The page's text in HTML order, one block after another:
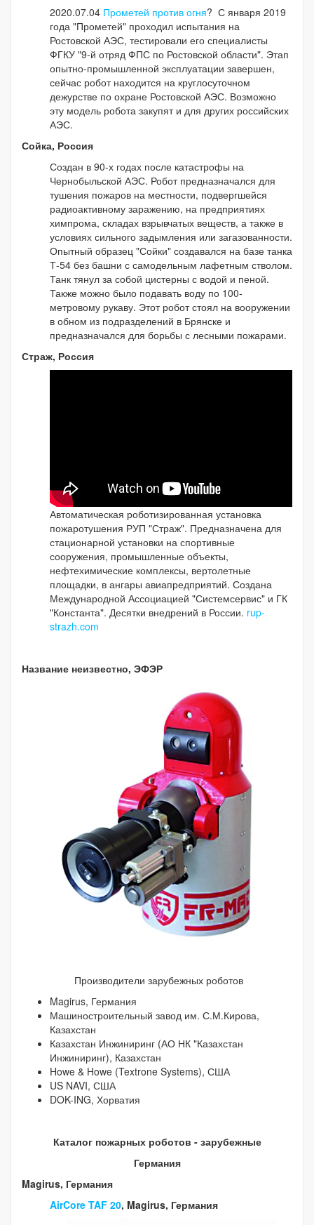
2020.07.04 Прометей против огня? С января 2019
года "Прометей" проходил испытания на
Ростовской АЭС, тестировали его специалисты
ФГКУ "9-й отряд ФПС по Ростовской области". Этап
опытно-промышленной эксплуатации завершен,
сейчас робот находится на круглосуточном
дежурстве по охране Ростовской АЭС. Возможно
эту модель робота закупят и для других российских
АЭС.
Сойка, Россия
Создан в 90-х годах после катастрофы на
Чернобыльской АЭС. Робот предназначался для
тушения пожаров на местности, подвергшейся
радиоактивному заражению, на предприятиях
химпрома, складах взрывчатых веществ, а также в
условиях сильного задымления или загазованности.
Опытный образец "Сойки" создавался на базе танка
Т-54 без башни с самодельным лафетным стволом.
Танк тянул за собой цистерны с водой и пеной.
Также можно было подавать воду по 100-
метровому рукаву. Этот робот стоял на вооружении
в обном из подразделений в Брянске и
предназначался для борьбы с лесными пожарами.
Страж, Россия
Автоматическая роботизированная установка
пожаротушения РУП "Страж". Предназначена для
стационарной установки на спортивные
сооружения, промышленные объекты,
нефтехимические комплексы, вертолетные
площадки, в ангары авиапредприятий. Создана
Международной Ассоциацией "Системсервис" и ГК
"Константа". Десятки внедрений в России. rup-
strazh.com
Название неизвестно, ЭФЭР
Производители зарубежных роботов
Magirus, Германия
Машиностроительный завод им. С.М.Кирова,
Казахстан
Казахстан Инжиниринг (АО НК "Казахстан
Инжиниринг), Казахстан
Howe & Howe (Textrone Systems), США
US NAVI, США
DOK-ING, Хорватия
Каталог пожарных роботов - зарубежные
Германия
Magirus, Германия
AirCore TAF 20, Magirus, Германия